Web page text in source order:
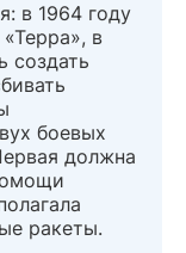
в 1964 году
в
создать
боевых
должна
ракеты.